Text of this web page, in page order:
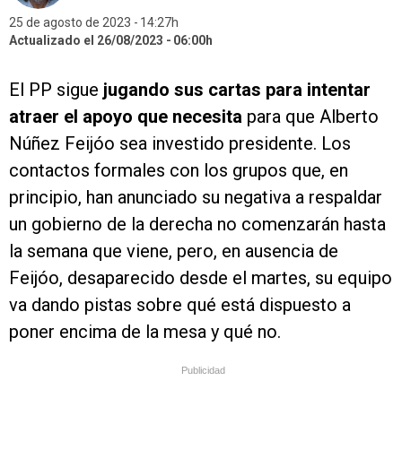
25 de agosto de 2023
14:27h
Actualizado el 26/08/2023
06:00h
El PP sigue jugando sus cartas para intentar
atraer el apoyo que necesita para que Alberto
Núñez Feijóo sea investido presidente. Los
contactos formales con los grupos que, en
principio, han anunciado su negativa a respaldar
un gobierno de la derecha no comenzarán hasta
la semana que viene, pero, en ausencia de
Feijóo, desaparecido desde el martes, su equipo
va dando pistas sobre qué está dispuesto a
poner encima de la mesa y qué no.
Publicidad